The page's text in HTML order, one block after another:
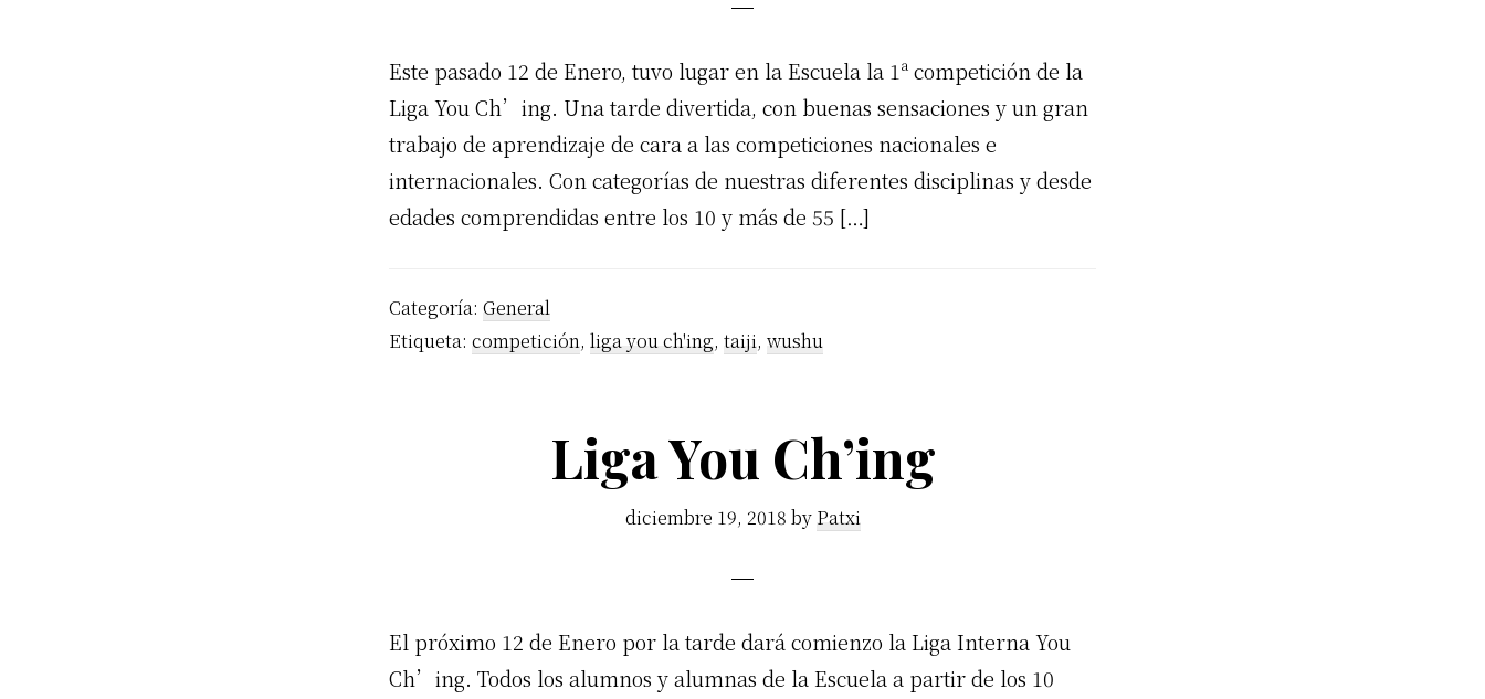
Este pasado 12 de Enero, tuvo lugar en la Escuela la 1ª competición de la
Liga You Ch’ing. Una tarde divertida, con buenas sensaciones y un gran
trabajo de aprendizaje de cara a las competiciones nacionales e
internacionales. Con categorías de nuestras diferentes disciplinas y desde
edades comprendidas entre los 10 y más de 55 […]
Categoría: General
Etiqueta: competición, liga you ch'ing, taiji, wushu
Liga You Ch’ing
diciembre 19, 2018 by Patxi
El próximo 12 de Enero por la tarde dará comienzo la Liga Interna You
Ch’ing. Todos los alumnos y alumnas de la Escuela a partir de los 10